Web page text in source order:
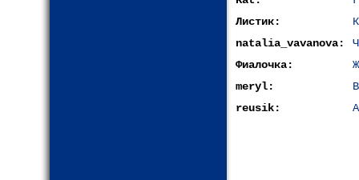
Листик:
natalia_vavanova:
Фиалочка:
meryl:
reusik: